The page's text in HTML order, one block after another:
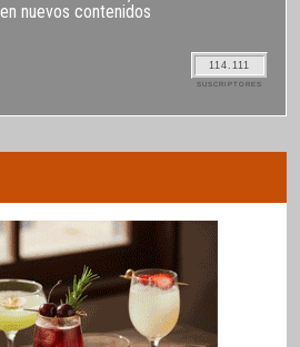
nuevos contenidos
114.111
SUSCRIPTORES